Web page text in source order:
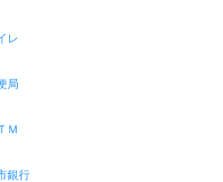
レ
局
Ｍ
銀行